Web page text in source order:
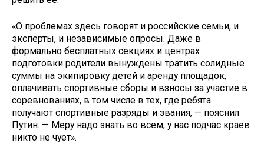
«О проблемах здесь говорят и российские семьи, и
эксперты, и независимые опросы. Даже в
формально бесплатных секциях и центрах
подготовки родители вынуждены тратить солидные
суммы на экипировку детей и аренду площадок,
оплачивать спортивные сборы и взносы за участие в
соревнованиях, в том числе в тех, где ребята
получают спортивные разряды и звания, — пояснил
Путин. — Меру надо знать во всем, у нас подчас краев
никто не чует».